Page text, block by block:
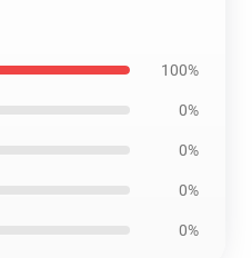
100%
0%
0%
0%
0%